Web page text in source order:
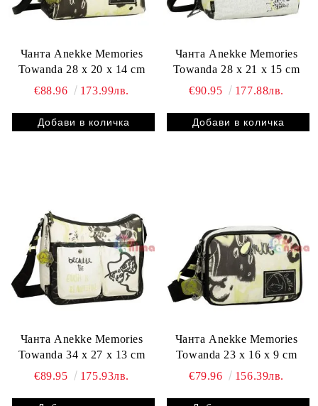
Чанта Anekke Memories
Towanda 28 x 20 x 14 cm
€88.96
173.99лв.
Чанта Anekke Memories
Towanda 28 x 21 x 15 cm
€90.95
177.88лв.
Чанта Anekke Memories
Towanda 34 x 27 x 13 cm
€89.95
175.93лв.
Чанта Anekke Memories
Towanda 23 x 16 x 9 cm
€79.96
156.39лв.